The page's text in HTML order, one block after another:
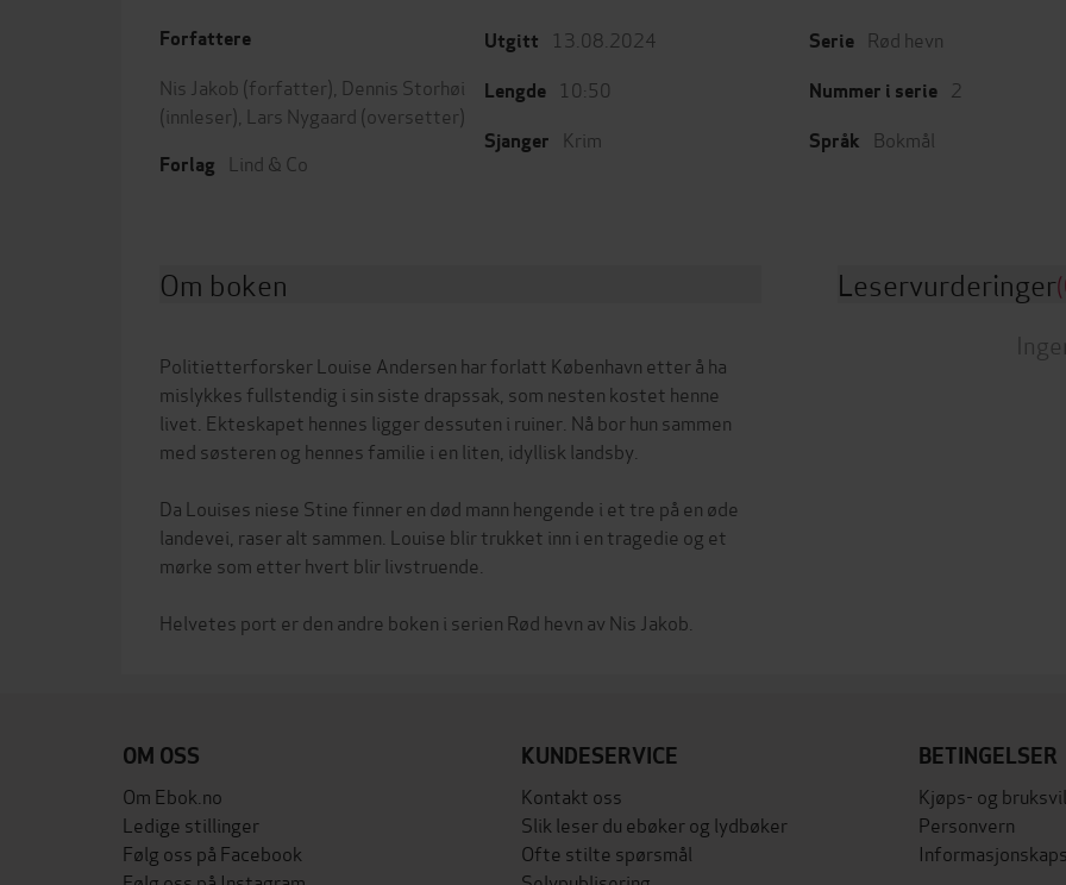
Forfattere
Nis Jakob (forfatter), Dennis Storhøi
(innleser),
Lars Nygaard (oversetter)
Forlag Lind & Co
Utgitt 13.08.2024
Lengde 10:50
Sjanger Krim
Serie Rød hevn
Nummer i serie 2
Språk Bokmål
Om boken
Politietterforsker Louise Andersen har forlatt København etter å ha
mislykkes fullstendig i sin siste drapssak, som nesten kostet henne
livet. Ekteskapet hennes ligger dessuten i ruiner. Nå bor hun sammen
med søsteren og hennes familie i en liten, idyllisk landsby.
Da Louises niese Stine finner en død mann hengende i et tre på en øde
landevei, raser alt sammen. Louise blir trukket inn i en tragedie og et
mørke som etter hvert blir livstruende.
Leservurderinger
OM OSS
Om Ebok.no
Ledige stillinger
Følg oss på Facebook
KUNDESERVICE
Kontakt oss
Slik leser du ebøker og lydbøker
Ofte stilte spørsmål
BETINGELSER
Kjøps- og
Personvern